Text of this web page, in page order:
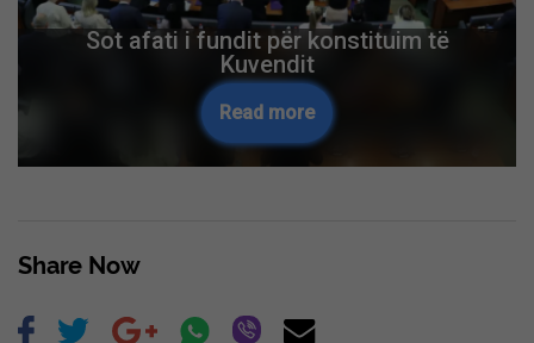
Trump nënshkruan urdhrin ekzekutiv –
s’ka shtetësi amerikane përmes lindjes
së fëmijëve
Read more
Share Now